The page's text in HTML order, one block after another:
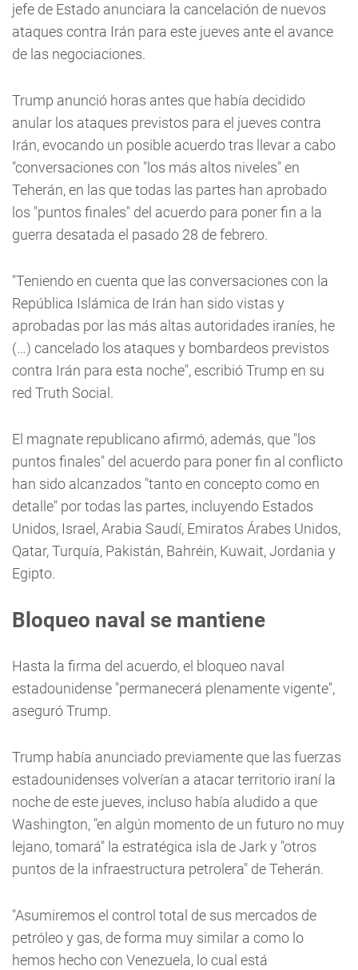
jefe de Estado anunciara la cancelación de nuevos
ataques contra Irán para este jueves ante el avance
de las negociaciones.
Trump anunció horas antes que había decidido
anular los ataques previstos para el jueves contra
Irán, evocando un posible acuerdo tras llevar a cabo
"conversaciones con "los más altos niveles" en
Teherán, en las que todas las partes han aprobado
los "puntos finales" del acuerdo para poner fin a la
guerra desatada el pasado 28 de febrero.
"Teniendo en cuenta que las conversaciones con la
República Islámica de Irán han sido vistas y
aprobadas por las más altas autoridades iraníes, he
(…) cancelado los ataques y bombardeos previstos
contra Irán para esta noche", escribió Trump en su
red Truth Social.
El magnate republicano afirmó, además, que "los
puntos finales" del acuerdo para poner fin al conflicto
han sido alcanzados "tanto en concepto como en
detalle" por todas las partes, incluyendo Estados
Unidos, Israel, Arabia Saudí, Emiratos Árabes Unidos,
Qatar, Turquía, Pakistán, Bahréin, Kuwait, Jordania y
Egipto.
Bloqueo naval se mantiene
Hasta la firma del acuerdo, el bloqueo naval
estadounidense "permanecerá plenamente vigente",
aseguró Trump.
Trump había anunciado previamente que las fuerzas
estadounidenses volverían a atacar territorio iraní la
noche de este jueves, incluso había aludido a que
Washington, "en algún momento de un futuro no muy
lejano, tomará" la estratégica isla de Jark y "otros
puntos de la infraestructura petrolera" de Teherán.
"Asumiremos el control total de sus mercados de
petróleo y gas, de forma muy similar a como lo
hemos hecho con Venezuela, lo cual está